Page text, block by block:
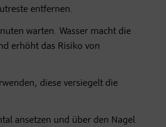
entfernen.
warten. Wasser macht die
erhöht das Risiko von
diese versiegelt die
ansetzen und über den Nagel